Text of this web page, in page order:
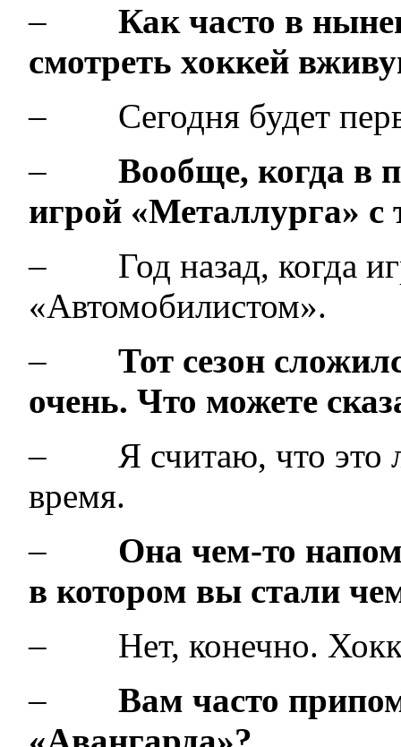
– Как часто в
смотреть хоккей
– Сегодня будет
– Вообще, когда в
игрой «Металлурга» с
– Год назад, когда
«Автомобилистом».
– Тот сезон
очень. Что можете
– Я считаю, что это
время.
– Она чем-то
в котором вы стали
– Нет, конечно.
– Вам часто